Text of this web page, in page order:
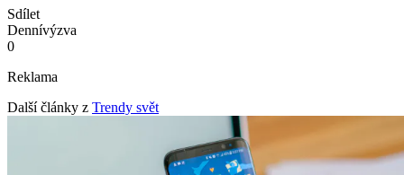
Sdílet
Dennívýzva
0
Reklama
Další články z Trendy svět